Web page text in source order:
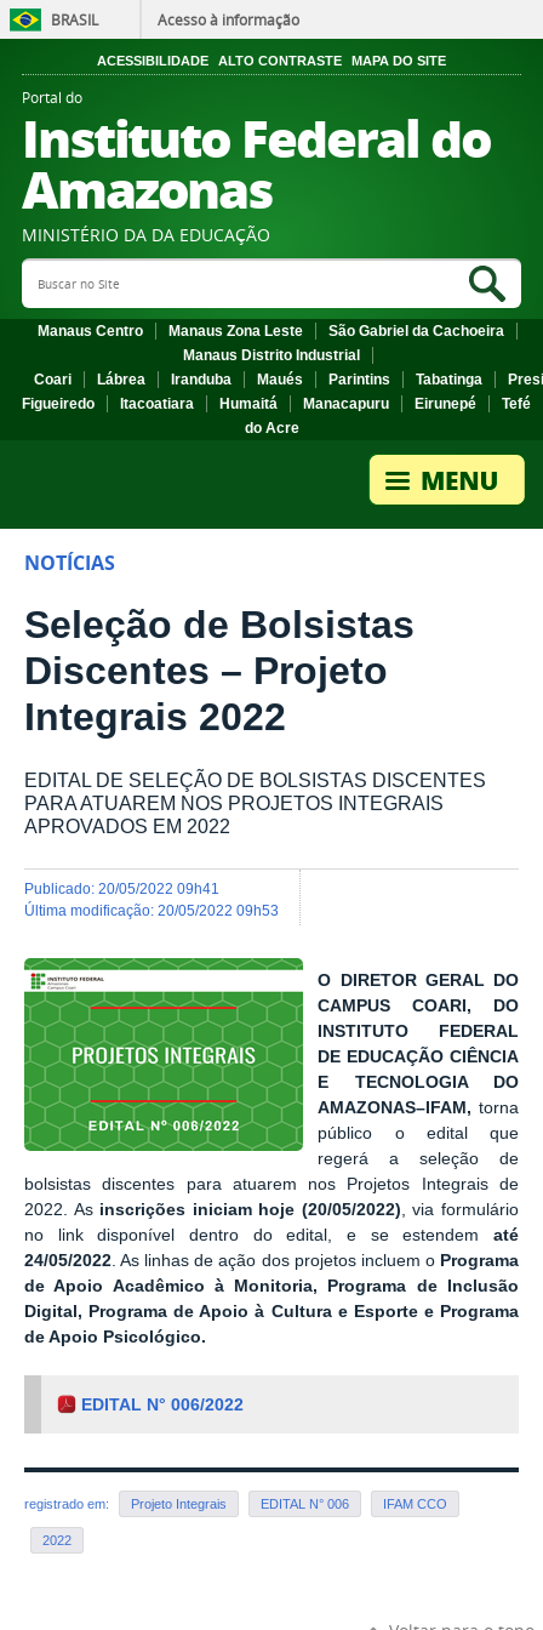
BRASIL Acesso à informação
ACESSIBILIDADE ALTO CONTRASTE MAPA DO SITE
Portal do
Instituto Federal do
Amazonas
MINISTÉRIO DA DA EDUCAÇÃO
Search Site
Manaus Centro Manaus Zona Leste
São Gabriel da Cachoeira
Manaus Distrito Industrial
Coari
Lábrea Iranduba Maués Parintins Tabatinga
Figueiredo
Itacoatiara Humaitá Manacapuru Eirunepé
Tefé
do Acre
NOTÍCIAS
Seleção de Bolsistas
Discentes – Projeto
Integrais 2022
EDITAL DE SELEÇÃO DE BOLSISTAS DISCENTES
PARA ATUAREM NOS PROJETOS INTEGRAIS
APROVADOS EM 2022
publicado: 20/05/2022 09h41
última modificação: 20/05/2022 09h53
O DIRETOR GERAL DO
CAMPUS COARI, DO
INSTITUTO FEDERAL
DE EDUCAÇÃO CIÊNCIA
E TECNOLOGIA DO
AMAZONAS–IFAM, torna
público o edital que
regerá a seleção de
bolsistas discentes para atuarem nos Projetos Integrais de
2022. As inscrições iniciam hoje (20/05/2022), via formulário
no link disponível dentro do edital, e se estendem até
24/05/2022. As linhas de ação dos projetos incluem oPrograma
de Apoio Acadêmico à Monitoria, Programa de Inclusão
Digital, Programa de Apoio à Cultura e Esporte e Programa
de Apoio Psicológico.
EDITAL N° 006/2022
registrado em: Projeto Integrais EDITAL N° 006 IFAM CCO
2022